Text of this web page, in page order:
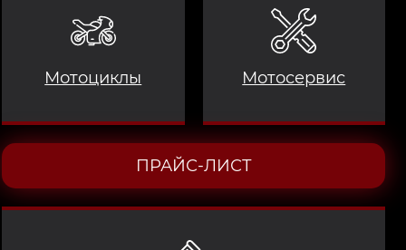
Мотоциклы Мотосервис
ПРАЙС-ЛИСТ